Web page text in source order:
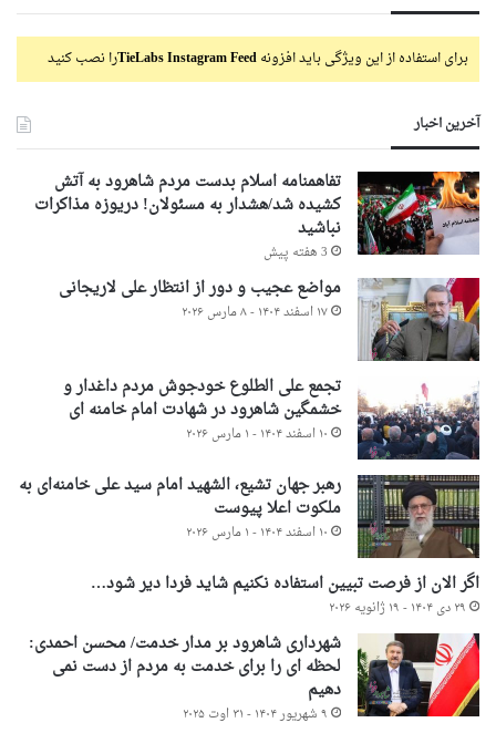
برای استفاده از این ویژگی باید افزونهTieLabs Instagram Feedرا نصب کنید
آخرین اخبار
تفاهمنامه اسلام بدست مردم شاهرود به آتش
کشیده شد/هشدار به مسئولان! دریوزه مذاکرات
نباشید
3 هفته پیش
مواضع عجیب و دور از انتظار علی لاریجانی
۱۷ اسفند ۱۴۰۴ - ۸ مارس ۲۰۲۶
تجمع علی الطلوع خودجوش مردم داغدار و
خشمگین شاهرود در شهادت امام خامنه ای
۱۰ اسفند ۱۴۰۴ - ۱ مارس ۲۰۲۶
رهبر جهان تشیع، الشهید امام سید علی خامنه‌ای به
ملکوت اعلا پیوست
۱۰ اسفند ۱۴۰۴ - ۱ مارس ۲۰۲۶
اگر الان از فرصت تبیین استفاده نکنیم شاید فردا دیر شود…
۲۹ دی ۱۴۰۴ - ۱۹ ژانویه ۲۰۲۶
شهرداری شاهرود بر مدار خدمت/ محسن احمدی:
لحظه ای را برای خدمت به مردم از دست نمی
دهیم
۹ شهریور ۱۴۰۴ - ۳۱ اوت ۲۰۲۵